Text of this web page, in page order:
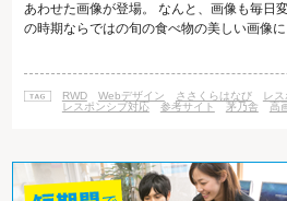
あわせた画像が登場。 なんと、画像も毎日
の時期ならではの旬の食べ物の美しい画像
ィの高い写真を使って全体的に美しく見せ
スクロールしたときにメインメニューが出
印象的。毎日画像を見にアクセスしたくな
RWD Webデザイン ささくらはなび
レ
レスポンシブ対応
参考サイト 茅乃舎 高